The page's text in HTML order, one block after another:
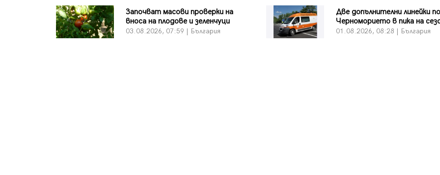
Започват масови проверки на
вноса на плодове и зеленчуци
03.08.2026, 07:59 | България
Две допълнителни линейки по
Черноморието в пика на
01.08.2026, 08:28 | България